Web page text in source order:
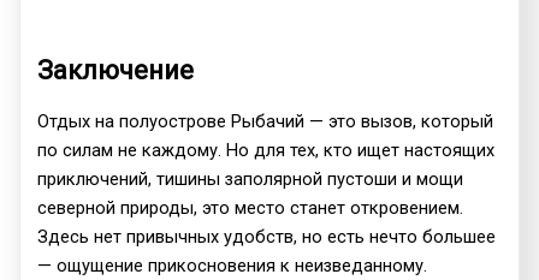
Заключение
Отдых на полуострове Рыбачий — это вызов, который
по силам не каждому. Но для тех, кто ищет настоящих
приключений, тишины заполярной пустоши и мощи
северной природы, это место станет откровением.
Здесь нет привычных удобств, но есть нечто большее
— ощущение прикосновения к неизведанному.